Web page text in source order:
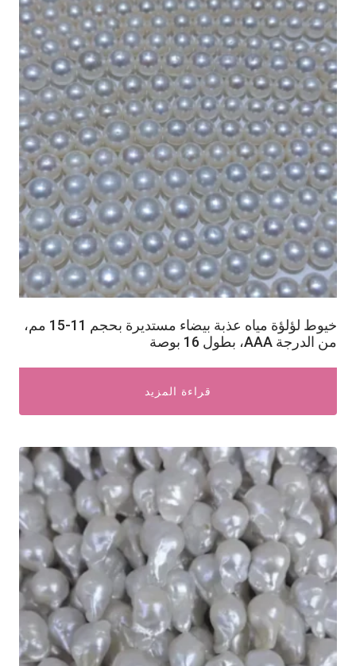
خيوط لؤلؤة مياه عذبة بيضاء مستديرة بحجم 11-15 مم،
من الدرجة AAA، بطول 16 بوصة
قراءة المزيد